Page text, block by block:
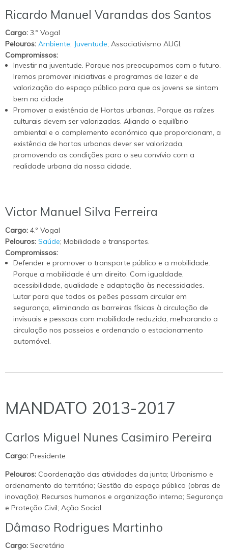
Ricardo Manuel Varandas dos Santos
Cargo: 3.º Vogal
Pelouros: Ambiente; Juventude; Associativismo AUGI.
Compromissos:
Investir na juventude. Porque nos preocupamos com o futuro.
Iremos promover iniciativas e programas de lazer e de
valorização do espaço público para que os jovens se sintam
bem na cidade
Promover a existência de Hortas urbanas. Porque as raízes
culturais devem ser valorizadas. Aliando o equilíbrio
ambiental e o complemento económico que proporcionam, a
existência de hortas urbanas dever ser valorizada,
promovendo as condições para o seu convívio com a
realidade urbana da nossa cidade.
Victor Manuel Silva Ferreira
Cargo: 4.º Vogal
Pelouros: Saúde; Mobilidade e transportes.
Compromissos:
Defender e promover o transporte público e a mobilidade.
Porque a mobilidade é um direito. Com igualdade,
acessibilidade, qualidade e adaptação às necessidades.
Lutar para que todos os peões possam circular em
segurança, eliminando as barreiras físicas à circulação de
invisuais e pessoas com mobilidade reduzida, melhorando a
circulação nos passeios e ordenando o estacionamento
automóvel.
MANDATO 2013-2017
Carlos Miguel Nunes Casimiro Pereira
Cargo: Presidente
Pelouros: Coordenação das atividades da junta; Urbanismo e
ordenamento do território; Gestão do espaço público (obras de
inovação); Recursos humanos e organização interna; Segurança
e Proteção Civil; Ação Social.
Dâmaso Rodrigues Martinho
Cargo: Secretário